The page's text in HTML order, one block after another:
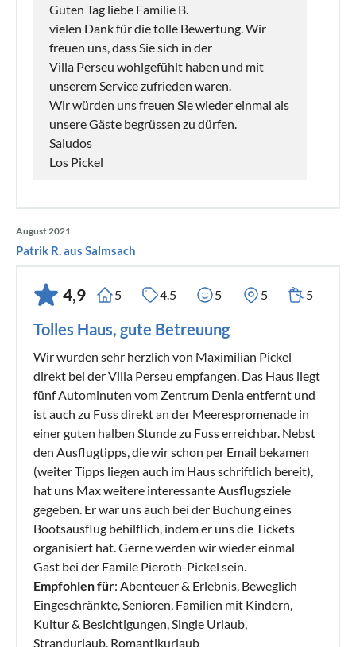
Guten Tag liebe Familie B.
vielen Dank für die tolle Bewertung. Wir
freuen uns, dass Sie sich in der
Villa Perseu wohlgefühlt haben und mit
unserem Service zufrieden waren.
Wir würden uns freuen Sie wieder einmal als
unsere Gäste begrüssen zu dürfen.
Saludos
Los Pickel
August 2021
Patrik R. aus Salmsach
4,9 5 4.5 5 5 5
Tolles Haus, gute Betreuung
Wir wurden sehr herzlich von Maximilian Pickel
direkt bei der Villa Perseu empfangen. Das Haus liegt
fünf Autominuten vom Zentrum Denia entfernt und
ist auch zu Fuss direkt an der Meerespromenade in
einer guten halben Stunde zu Fuss erreichbar. Nebst
den Ausflugtipps, die wir schon per Email bekamen
(weiter Tipps liegen auch im Haus schriftlich bereit),
hat uns Max weitere interessante Ausflugsziele
gegeben. Er war uns auch bei der Buchung eines
Bootsausflug behilflich, indem er uns die Tickets
organisiert hat. Gerne werden wir wieder einmal
Gast bei der Famile Pieroth-Pickel sein.
Empfohlen für: Abenteuer & Erlebnis, Beweglich
Eingeschränkte, Senioren, Familien mit Kindern,
Kultur & Besichtigungen, Single Urlaub,
Strandurlaub, Romantikurlaub